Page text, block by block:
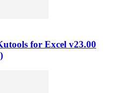
for Excel v23.00